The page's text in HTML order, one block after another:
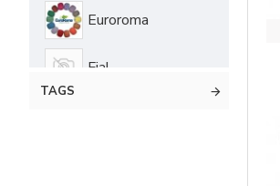
Euroroma
Fial
TAGS